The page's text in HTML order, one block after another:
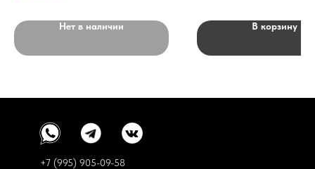
Нет в наличии В корзину
+7 (995) 905-09-58